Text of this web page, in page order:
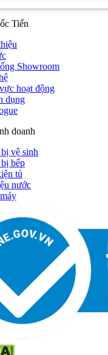
Tiến
Showroom
hoạt động
dụng
doanh
vệ sinh
bếp
tủ
nước